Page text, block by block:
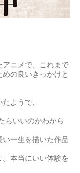
アニメで、これまで
の良いきっかけと
ようで、
らいいのかわから
い一生を描いた作品
。本当にいい体験を